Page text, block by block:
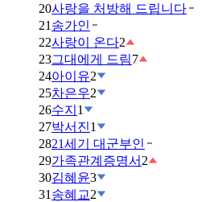
20사랑을 처방해 드립니다
21 송가인
22사랑이 온다2
23그대에게 드림7
24아이유2
25차은우2
26수지 1
27박서진1
2821세기 대군부인
29가족관계증명서 2
30김혜윤3
31 송혜교2